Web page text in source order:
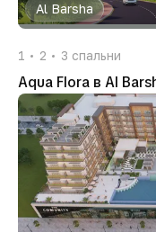
Al Barsha
1 2 3 спальни
Aqua Flora в Al